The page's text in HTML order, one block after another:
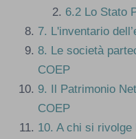
6.2 Lo Stato
7. L'inventario
8. Le società
COEP
9. Il Patrimonio
COEP
10. A chi si rivolge